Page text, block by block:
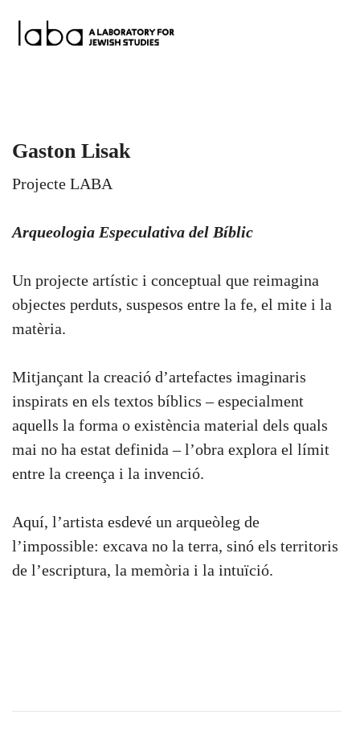
Gaston Lisak
Projecte LABA
Arqueologia Especulativa del Bíblic
Un projecte artístic i conceptual que reimagina
objectes perduts, suspesos entre la fe, el mite i la
matèria.
Mitjançant la creació d’artefactes imaginaris
inspirats en els textos bíblics – especialment
aquells la forma o existència material dels quals
mai no ha estat definida – l’obra explora el límit
entre la creença i la invenció.
Aquí, l’artista esdevé un arqueòleg de
l’impossible: excava no la terra, sinó els territoris
de l’escriptura, la memòria i la intuïció.